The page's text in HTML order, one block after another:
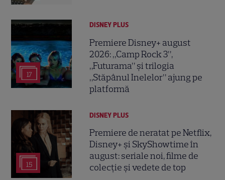
17
DISNEY PLUS
Premiere Disney+ august
2026: „Camp Rock 3”,
„Futurama” și trilogia
„Stăpânul Inelelor” ajung pe
platformă
15
DISNEY PLUS
Premiere de neratat pe Netflix,
Disney+ și SkyShowtime în
august: seriale noi, filme de
colecție și vedete de top